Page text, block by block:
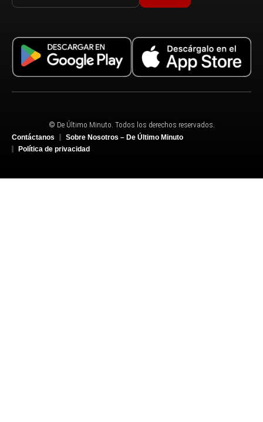
© De Último Minuto. Todos los derechos reservados.
Contáctanos
Sobre Nosotros – De Último Minuto
Política de privacidad